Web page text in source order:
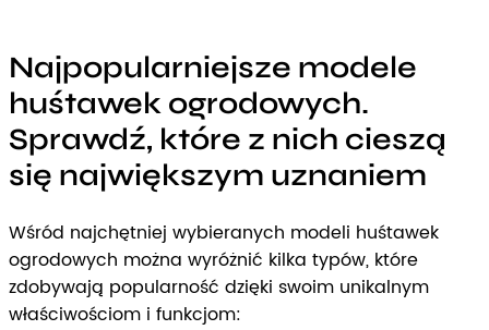
Najpopularniejsze modele
huśtawek ogrodowych.
Sprawdź, które z nich cieszą
się największym uznaniem
Wśród najchętniej wybieranych modeli huśtawek
ogrodowych można wyróżnić kilka typów, które
zdobywają popularność dzięki swoim unikalnym
właściwościom i funkcjom: